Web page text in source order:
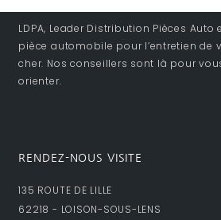
LDPA, Leader Distribution Pièces
pièce automobile pour l’entretien de
cher. Nos conseillers sont là pour
orienter.
RENDEZ-NOUS VISITE
135 ROUTE DE LILLE
62218 - LOISON-SOUS-LENS